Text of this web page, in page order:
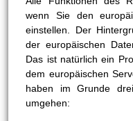
wenn Sie den
einstellen. Der
der europäischen
Das ist natürlich ein
dem europäischen
haben im Grunde
umgehen: